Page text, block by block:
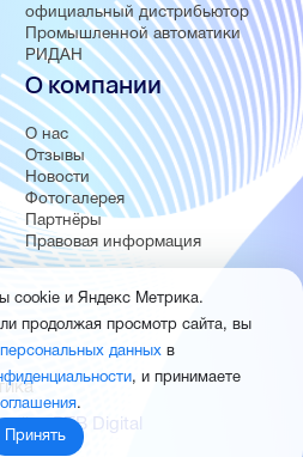
официальный дистрибьютор
Промышленной автоматики
РИДАН
О компании
О нас
Отзывы
Новости
Фотогалерея
Партнёры
Правовая информация
BTB Digital
cookie и Яндекс Метрика.
продолжая просмотр сайта, вы
данных в
, и принимаете
.
Принять